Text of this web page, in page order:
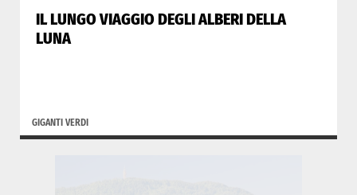
IL LUNGO VIAGGIO DEGLI ALBERI DELLA
LUNA
GIGANTI VERDI